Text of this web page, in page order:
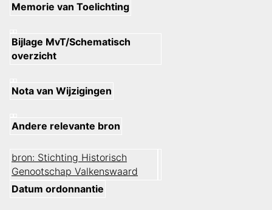
Memorie van Toelichting
Bijlage MvT/Schematisch
overzicht
Nota van Wijzigingen
Andere relevante bron
bron: Stichting Historisch
Genootschap Valkenswaard
Datum ordonnantie